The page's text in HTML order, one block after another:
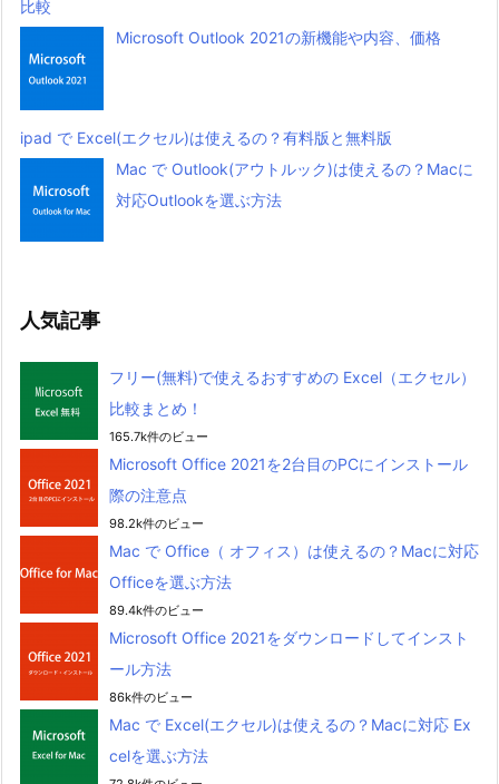
比較
Microsoft Outlook 2021の新機能や内容、価格
ipad で Excel(エクセル)は使えるの？有料版と無料版
Mac で Outlook(アウトルック)は使えるの？Macに
対応Outlookを選ぶ方法
人気記事
フリー(無料)で使えるおすすめの Excel（エクセル）
比較まとめ！
165.7k件のビュー
Microsoft Office 2021を2台目のPCにインストール
際の注意点
98.2k件のビュー
Mac で Office（ オフィス）は使えるの？Macに対応
Officeを選ぶ方法
89.4k件のビュー
Microsoft Office 2021をダウンロードしてインスト
ール方法
86k件のビュー
Mac で Excel(エクセル)は使えるの？Macに対応 Ex
celを選ぶ方法